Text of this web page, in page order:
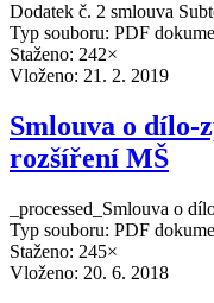
Dodatek č. 2 smlouva
Typ souboru: PDF
Staženo: 242×
Vloženo: 21. 2. 2019
Smlouva o dílo-
rozšíření MŠ
_processed_Smlouva o
Typ souboru: PDF
Staženo: 245×
Vloženo: 20. 6. 2018